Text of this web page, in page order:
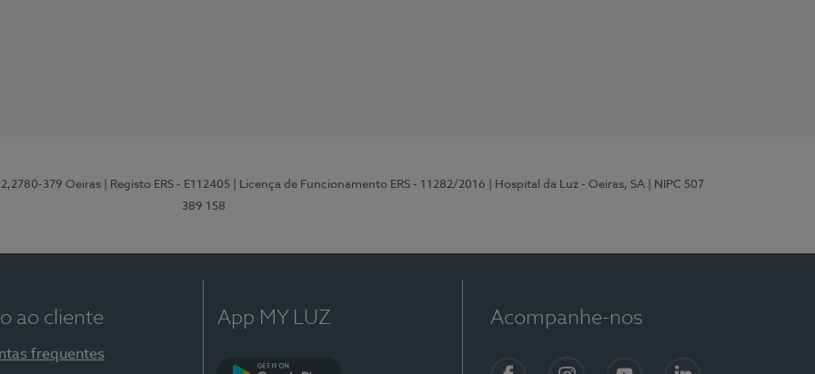
379 Oeiras | Registo ERS - E112405 | Licença de Funcionamento ERS - 11282/2016 | Hospital da Luz - Oeiras, SA
| NIPC 507
389 158
ao cliente
frequentes
App MY LUZ Acompanhe-nos